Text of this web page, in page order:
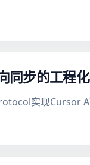
同步的工程
实现Cursor AI